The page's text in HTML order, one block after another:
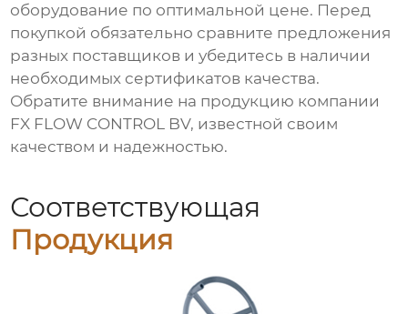
оборудование по оптимальной цене. Перед
покупкой обязательно сравните предложения
разных поставщиков и убедитесь в наличии
необходимых сертификатов качества.
Обратите внимание на продукцию компании
FX FLOW CONTROL BV, известной своим
качеством и надежностью.
Соответствующая
Продукция